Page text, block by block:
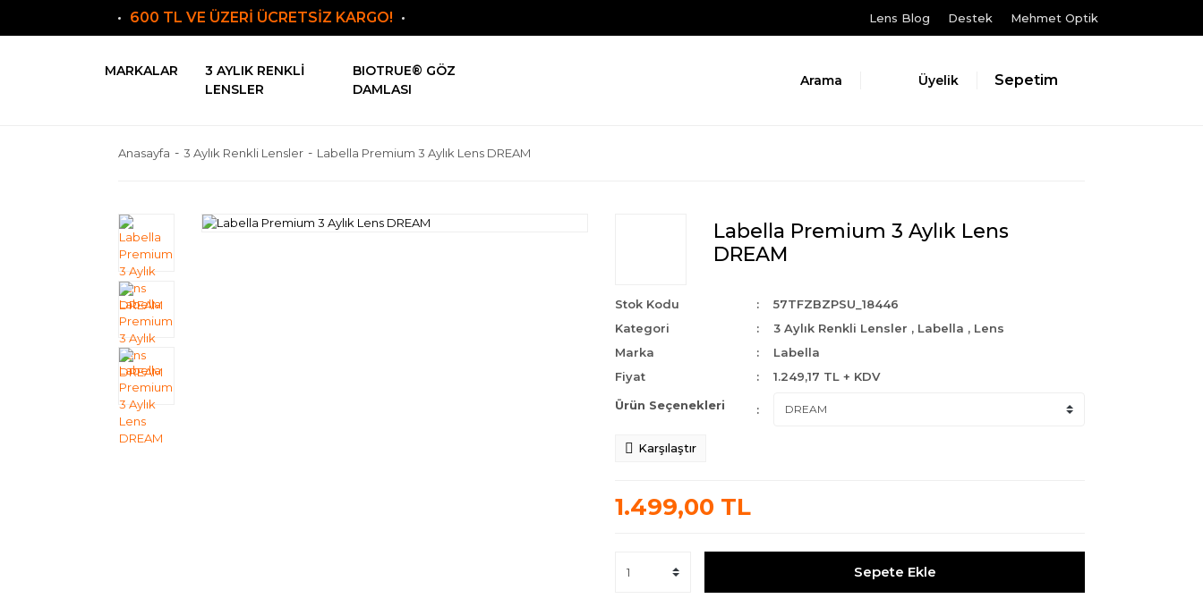
600 TL VE ÜZERİ ÜCRETSİZ KARGO! Lens Blog Destek Mehmet Optik
MARKALAR
3 AYLIK RENKLI
LENSLER
BIOTRUE® GÖZ
DAMLASI
Arama Üyelik Sepetim
Anasayfa 3 Aylık Renkli Lensler Labella Premium 3 Aylık Lens DREAM
Labella Premium 3 Aylık Lens
DREAM
Stok Kodu
57TFZBZPSU_18446
Kategori
3 Aylık Renkli Lensler , Labella , Lens
Marka
Labella
Fiyat
1.249,17 TL + KDV
Ürün Seçenekleri
Karşılaştır
1.499,00 TL
Sepete Ekle